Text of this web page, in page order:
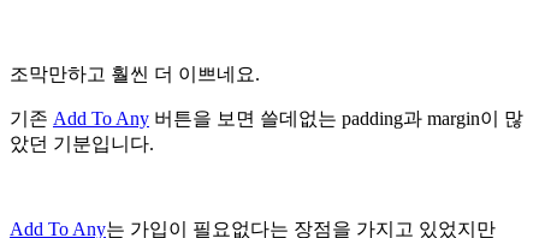
조막만하고 훨씬 더 이쁘네요.
기존 Add To Any 버튼을 보면 쓸데없는 padding과 margin이 많
았던 기분입니다.
Add To Any는 가입이 필요없다는 장점을 가지고 있었지만